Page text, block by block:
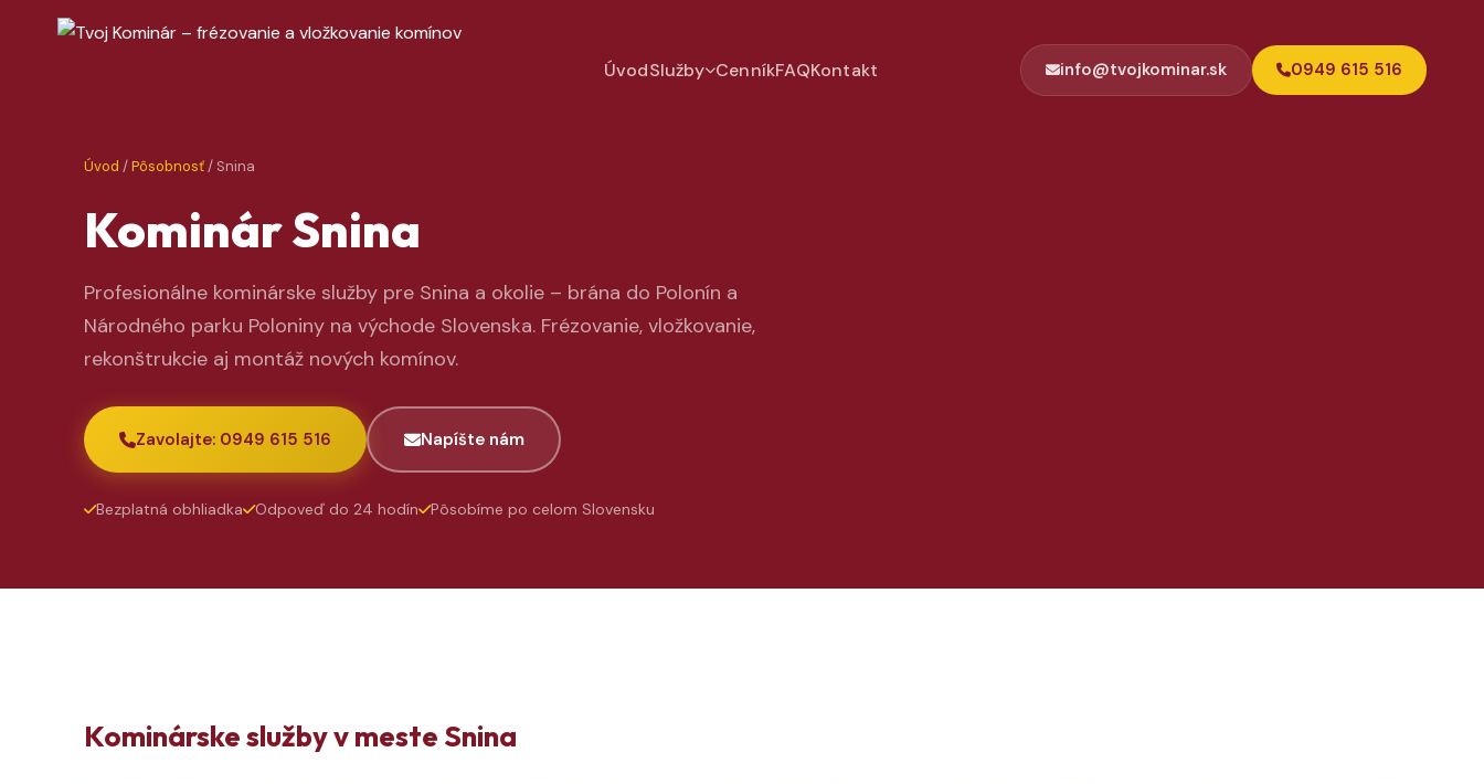
ÚvodSlužby CenníkFAQKontakt info@tvojkominar.sk 0949 615 516
Úvod /Pôsobnosť/ Snina
Kominár Snina
Profesionálne kominárske služby pre Snina a okolie – brána do Polonín a
Národného parku Poloniny na východe Slovenska. Frézovanie, vložkovanie,
rekonštrukcie aj montáž nových komínov.
Zavolajte: 0949 615 516 Napíšte nám
Bezplatná obhliadka Odpoveď do 24 hodín Pôsobíme po celom Slovensku
Kominárske služby v meste Snina